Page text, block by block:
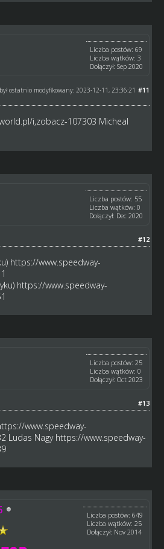
Liczba postów: 69
Liczba wątków: 3
Dołączył: Sep 2020
#11
ostatnio modyfikowany: 2023-12-11, 23:36:21
i,zobacz-107303 Micheal
Liczba postów: 55
Liczba wątków: 0
Dołączył: Dec 2020
#12
https://www.speedway-
https://www.speedway-
Liczba postów: 25
Liczba wątków: 0
Dołączył: Oct 2023
#13
www.speedway-
Ludas Nagy https://www.speedway-
Liczba postów: 649
Liczba wątków: 25
Dołączył: Nov 2014